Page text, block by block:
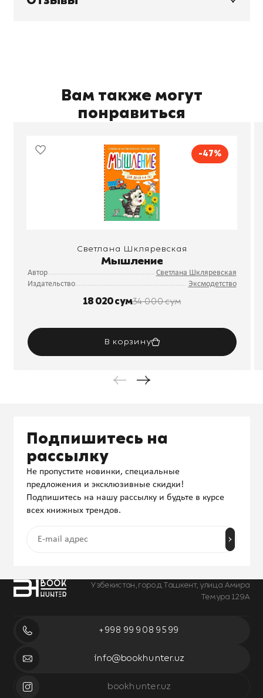
Вам также могут
понравиться
-47%
Светлана Шкляревская
Мышление
Автор
Светлана Шкляревская
Издательство
Эксмодетство
18 020 сум34 000 сум
В корзину
Узбекистан, город Ташкент, улица Амира
Темура 129А
+998 99 908 95 99
info@bookhunter.uz
bookhunter.uz
Подпишитесь на
рассылку
Не пропустите новинки, специальные
предложения и эксклюзивные скидки!
Подпишитесь на нашу рассылку и будьте в курсе
всех книжных трендов.